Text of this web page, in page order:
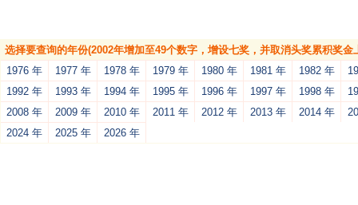
选择要查询的年份(2002年增加至49个数字，增设七奖，并取消头奖累积奖
1976 年
1977 年 1978 年 1979 年 1980 年 1981 年 1982 年
1992 年
1993 年 1994 年 1995 年 1996 年 1997 年 1998 年
2008 年
2009 年 2010 年 2011 年 2012 年 2013 年 2014 年
2024 年
2025 年 2026 年